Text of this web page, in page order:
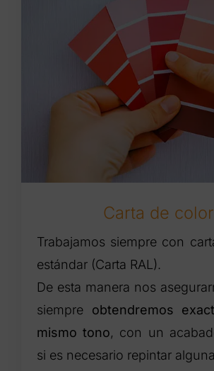
Carta de color
Trabajamos siempre con
estándar (Carta RAL).
De esta manera nos
siempre obtendremos
mismo tono, con un
si es necesario repintar